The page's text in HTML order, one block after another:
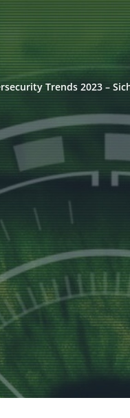
Trends 2023 –